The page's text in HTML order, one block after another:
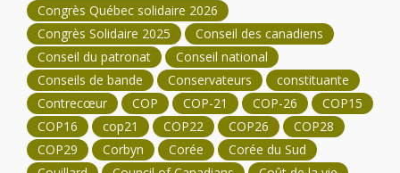
Congrès Québec solidaire 2026
Congrès Solidaire 2025
Conseil des canadiens
Conseil du patronat
Conseil national
Conseils de bande
Conservateurs
constituante
Contrecœur
COP COP-21 COP-26
COP15
COP16
cop21 COP22 COP26
COP28
COP29
Corbyn Corée
Corée du Sud